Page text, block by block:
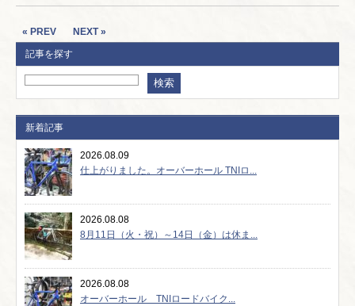
« PREV
NEXT »
記事を探す
新着記事
2026.08.09
仕上がりました。オーバーホール TNIロ...
2026.08.08
8月11日（火・祝）～14日（金）は休ま...
2026.08.08
オーバーホール TNIロードバイク...